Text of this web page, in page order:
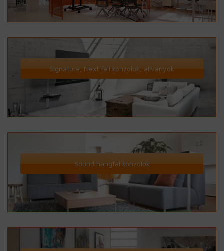
Signature, Next fali konzolok, állványok
Sound hangfal konzolok